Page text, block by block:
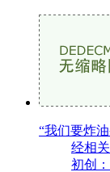
“我们要炸
经相
初创